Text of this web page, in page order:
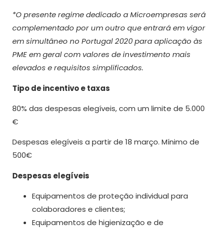
*O presente regime dedicado a Microempresas será
complementado por um outro que entrará em vigor
em simultâneo no Portugal 2020 para aplicação às
PME em geral com valores de investimento mais
elevados e requisitos simplificados.
Tipo de incentivo e taxas
80% das despesas elegíveis, com um limite de 5.000
€
Despesas elegíveis a partir de 18 março. Mínimo de
500€
Despesas elegíveis
Equipamentos de proteção individual para
colaboradores e clientes;
Equipamentos de higienização e de